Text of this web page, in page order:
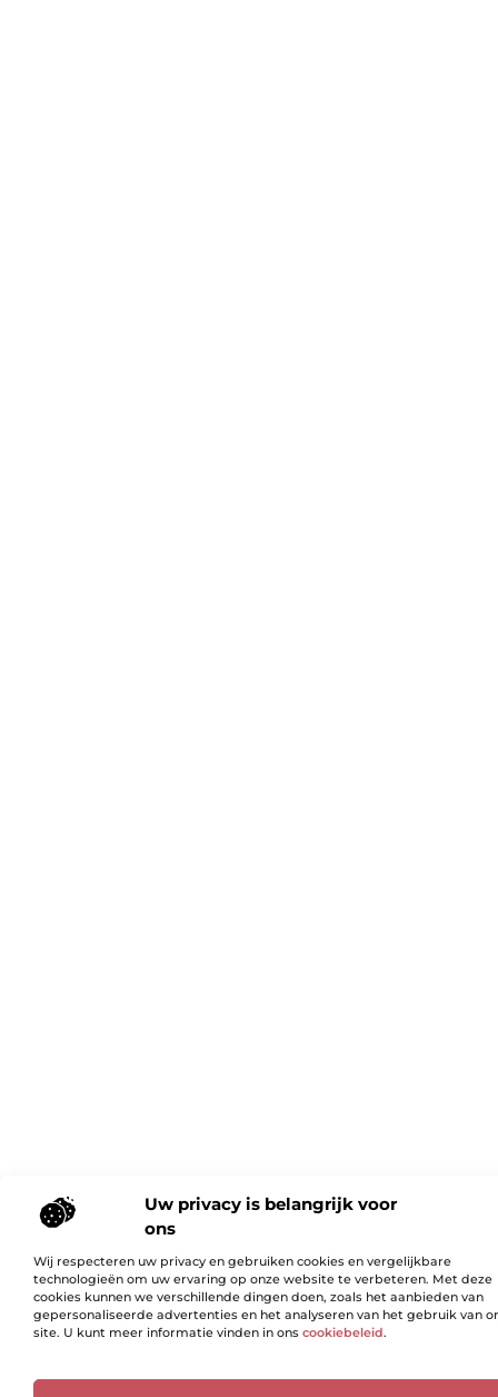
Uw privacy is belangrijk voor
ons
Wij respecteren uw privacy en gebruiken cookies en vergelijkbare
technologieën om uw ervaring op onze website te verbeteren. Met deze
cookies kunnen we verschillende dingen doen, zoals het aanbieden van
gepersonaliseerde advertenties en het analyseren van het gebruik van
site. U kunt meer informatie vinden in ons cookiebeleid.